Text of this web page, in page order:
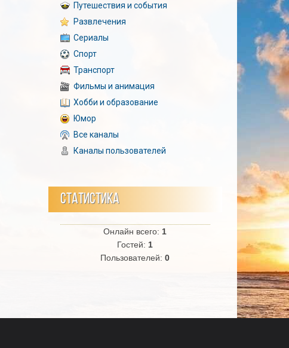
Путешествия и события
Развлечения
Сериалы
Спорт
Транспорт
Фильмы и анимация
Хобби и образование
Юмор
Все каналы
Каналы пользователей
СТАТИСТИКА
Онлайн всего: 1
Гостей: 1
Пользователей:0